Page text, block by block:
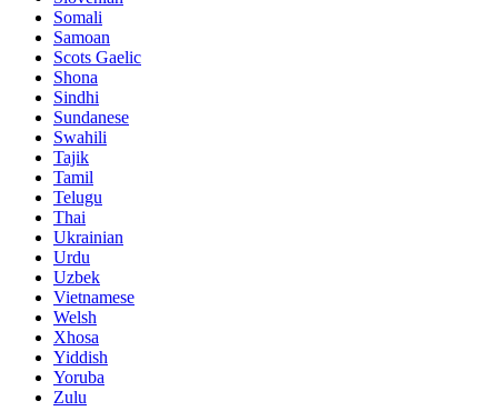
Somali
Samoan
Scots Gaelic
Shona
Sindhi
Sundanese
Swahili
Tajik
Tamil
Telugu
Thai
Ukrainian
Urdu
Uzbek
Vietnamese
Welsh
Xhosa
Yiddish
Yoruba
Zulu